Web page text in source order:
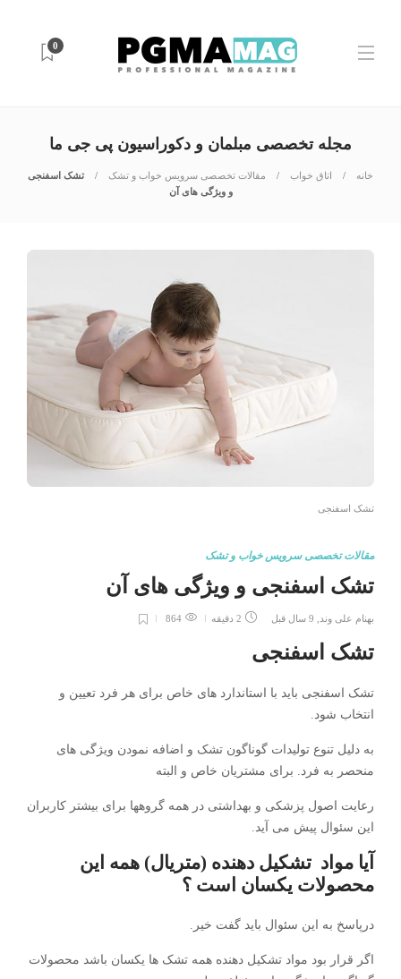
0
مجله تخصصی مبلمان و دکوراسیون پی جی ما
خانه اتاق خواب مقالات تخصصی سرویس خواب و تشک
تشک اسفنجی
و ویژگی های آن
تشک اسفنجی
مقالات تخصصی سرویس خواب و تشک
تشک اسفنجی و ویژگی های آن
بهنام علی وند 9 سال قبل 2 دقیقه 864
تشک اسفنجی
تشک اسفنجی باید با استاندارد های خاص برای هر فرد تعیین و
انتخاب شود.
به دلیل تنوع تولیدات گوناگون تشک و اضافه نمودن ویژگی های
منحصر به فرد. برای مشتریان خاص و البته
رعایت اصول پزشکی و بهداشتی در همه گروهها برای بیشتر کاربران
این سئوال پیش می آید.
آیا مواد تشکیل دهنده (متریال) همه این
محصولات یکسان است ؟
درپاسخ به این سئوال باید گفت خیر.
اگر قرار بود مواد تشکیل دهنده همه تشک ها یکسان باشد محصولات